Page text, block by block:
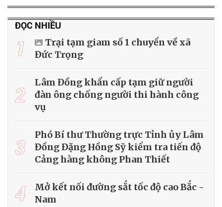
ĐỌC NHIỀU
1
Trại tạm giam số 1 chuyển về xã
Đức Trọng
2
Lâm Đồng khẩn cấp tạm giữ người
đàn ông chống người thi hành công
vụ
3
Phó Bí thư Thường trực Tỉnh ủy Lâm
Đồng Đặng Hồng Sỹ kiểm tra tiến độ
Cảng hàng không Phan Thiết
4
Mở kết nối đường sắt tốc độ cao Bắc -
Nam